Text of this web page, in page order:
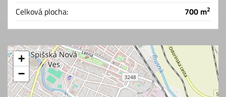
Celková plocha:
700 m2
+
−